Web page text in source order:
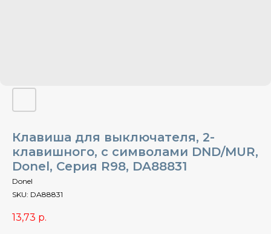
Клавиша для выключателя, 2-
клавишного, с символами DND/MUR,
Donel, Cерия R98, DA88831
Donel
SKU: DA88831
13,73 р.